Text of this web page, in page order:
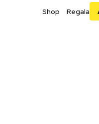
Shop Regala